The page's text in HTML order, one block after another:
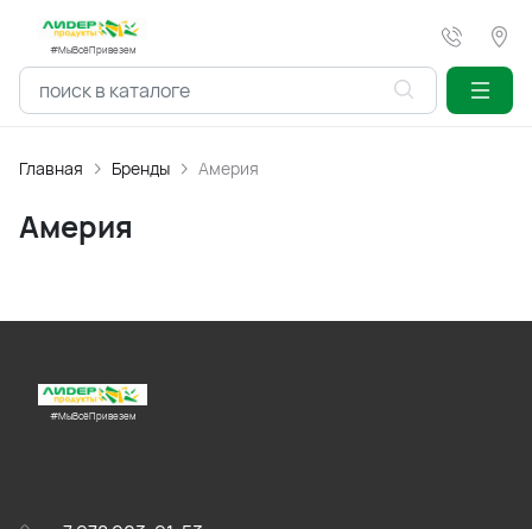
#МыВсёПривезем
Главная Бренды Америя
Америя
#МыВсёПривезем